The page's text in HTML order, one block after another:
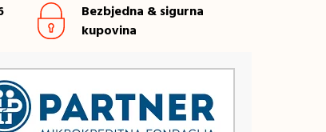
Bezbjedna & sigurna
kupovina